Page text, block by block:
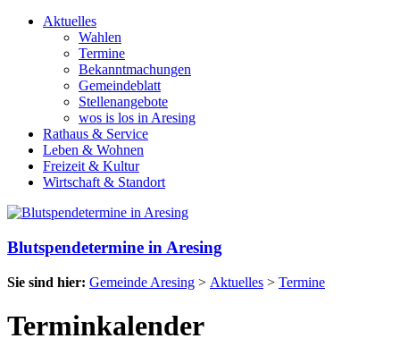
Aktuelles
Wahlen
Termine
Bekanntmachungen
Gemeindeblatt
Stellenangebote
wos is los in Aresing
Rathaus & Service
Leben & Wohnen
Freizeit & Kultur
Wirtschaft & Standort
Blutspendetermine in Aresing
Sie sind hier: Gemeinde Aresing > Aktuelles > Termine
Terminkalender